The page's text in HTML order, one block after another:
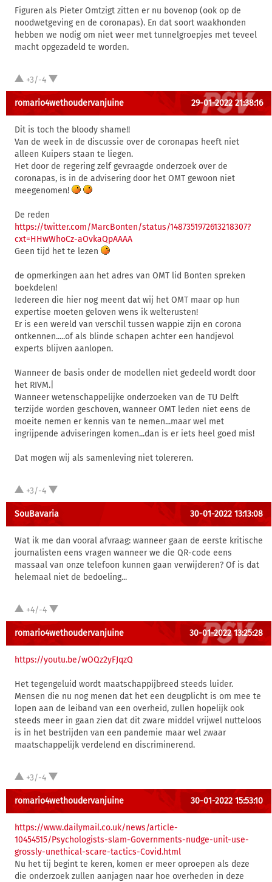
Figuren als Pieter Omtzigt zitten er nu bovenop (ook op de
noodwetgeving en de coronapas). En dat soort waakhonden
hebben we nodig om niet weer met tunnelgroepjes met teveel
macht opgezadeld te worden.
+3/-4
romario4wethoudervanjuine 29-01-2022 21:38:16
Dit is toch the bloody shame!!
Van de week in de discussie over de coronapas heeft niet
alleen Kuipers staan te liegen.
Het door de regering zelf gevraagde onderzoek over de
coronapas, is in de advisering door het OMT gewoon niet
meegenomen!
De reden
https://twitter.com/MarcBonten/status/1487351972613218307?
cxt=HHwWhoCz-aOvkaQpAAAA
Geen tijd het te lezen
de opmerkingen aan het adres van OMT lid Bonten spreken
boekdelen!
Iedereen die hier nog meent dat wij het OMT maar op hun
expertise moeten geloven wens ik welterusten!
Er is een wereld van verschil tussen wappie zijn en corona
ontkennen.....of als blinde schapen achter een handjevol
experts blijven aanlopen.
Wanneer de basis onder de modellen niet gedeeld wordt door
het RIVM.|
Wanneer wetenschappelijke onderzoeken van de TU Delft
terzijde worden geschoven, wanneer OMT leden niet eens de
moeite nemen er kennis van te nemen...maar wel met
ingrijpende adviseringen komen...dan is er iets heel goed mis!
Dat mogen wij als samenleving niet tolereren.
+3/-4
SouBavaria 30-01-2022 13:13:08
Wat ik me dan vooral afvraag: wanneer gaan de eerste kritische
journalisten eens vragen wanneer we die QR-code eens
massaal van onze telefoon kunnen gaan verwijderen? Of is dat
helemaal niet de bedoeling...
+4/-4
romario4wethoudervanjuine 30-01-2022 13:25:28
https://youtu.be/wOQz2yFJqzQ
Het tegengeluid wordt maatschappijbreed steeds luider.
Mensen die nu nog menen dat het een deugplicht is om mee te
lopen aan de leiband van een overheid, zullen hopelijk ook
steeds meer in gaan zien dat dit zware middel vrijwel nutteloos
is in het bestrijden van een pandemie maar wel zwaar
maatschappelijk verdelend en discriminerend.
+3/-4
romario4wethoudervanjuine 30-01-2022 15:53:10
https://www.dailymail.co.uk/news/article-
10454515/Psychologists-slam-Governments-nudge-unit-use-
grossly-unethical-scare-tactics-Covid.html
Nu het tij begint te keren, komen er meer oproepen als deze
die onderzoek zullen aanjagen naar hoe overheden in deze